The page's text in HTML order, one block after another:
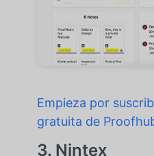
Empieza por
gratuita de
3. Nintex